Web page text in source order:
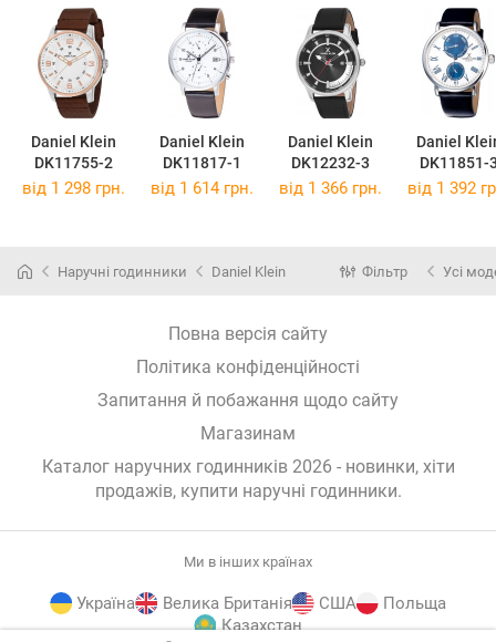
Daniel Klein
DK11755-2
Daniel Klein
DK11817-1
Daniel Klein
DK12232-3
Daniel
DK11851-
від 1 298 грн. від 1 614 грн. від 1 366 грн. від 1 392
Наручні годинники Daniel Klein Фільтр Усі
Повна версія сайту
Політика конфіденційності
Запитання й побажання щодо сайту
Магазинам
Каталог наручних годинників 2026 - новинки, хіти
продажів, купити наручні годинники.
Ми в інших країнах
Україна Велика Британія США
Польща
Казахстан